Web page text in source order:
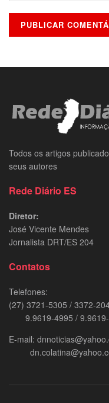
Todos os artigos
seus autores
Rede Diário ES
Diretor:
José Vicente Mendes
Jornalista DRT/ES 204
Contatos
Telefones:
(27) 3721-5305 / 3372-
9.9619-4995 / 9.9619-
E-mail: